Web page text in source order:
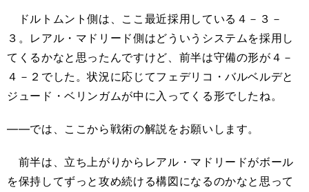
ドルトムント側は、ここ最近採用している４－３－
３。レアル・マドリード側はどういうシステムを採用し
てくるかなと思ったんですけど、前半は守備の形が４－
４－２でした。状況に応じてフェデリコ・バルベルデと
ジュード・ベリンガムが中に入ってくる形でしたね。
――では、ここから戦術の解説をお願いします。
前半は、立ち上がりからレアル・マドリードがボール
を保持してずっと攻め続ける構図になるのかなと思って